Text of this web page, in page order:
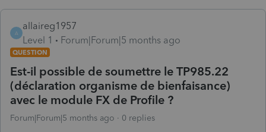
A
allaireg1957
Level 1
Forum|Forum|5 months ago
QUESTION
Est-il possible de soumettre le TP985.22
(déclaration organisme de bienfaisance)
avec le module FX de Profile ?
Forum|Forum|5 months ago 0 replies